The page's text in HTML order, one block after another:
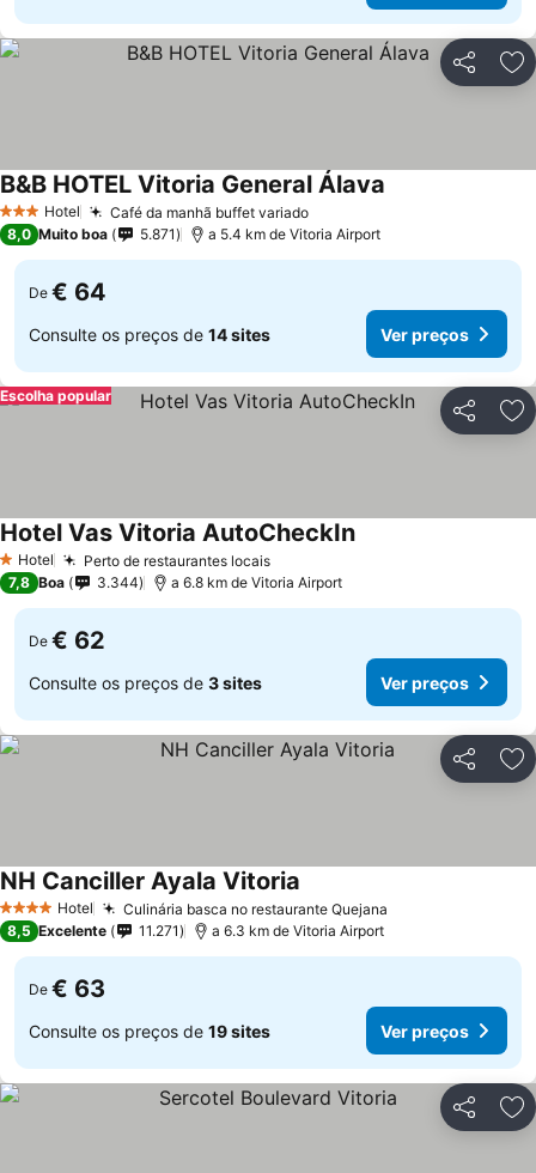
Partilhar
3 EstrelasHotel Café da manhã buffet variadoVer preços
B&B HOTEL Vitoria General Álava
8,0 Muito boa 5.871 a 5.4 km de Vitoria Airport
De € 64
Consulte os preços de 14 sites Ver preços
Partilhar
Escolha popular
1 Estrelas
Hotel Perto de restaurantes locaisVer preços
Hotel Vas Vitoria AutoCheckInVer preços
7,8 Boa 3.344 a 6.8 km de Vitoria Airport
De € 62
Consulte os preços de 3 sites Ver preços
Partilhar
4 EstrelasHotel Culinária basca no restaurante Quejana
NH Canciller Ayala Vitoria
8,5 Excelente 11.271 a 6.3 km de Vitoria Airport
De € 63
Consulte os preços de 19 sites Ver preços
Partilhar